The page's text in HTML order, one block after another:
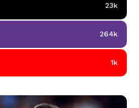
23k
264k
1k